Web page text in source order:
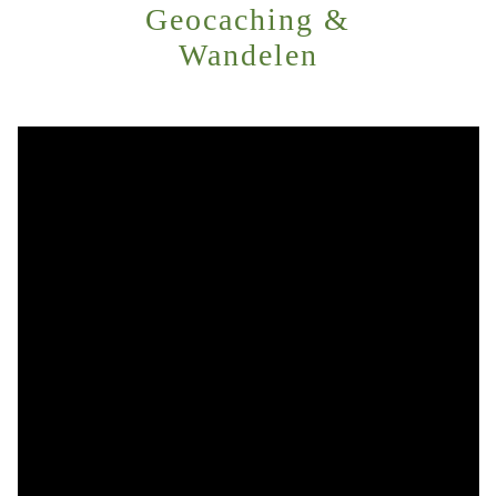
Geocaching &
Wandelen